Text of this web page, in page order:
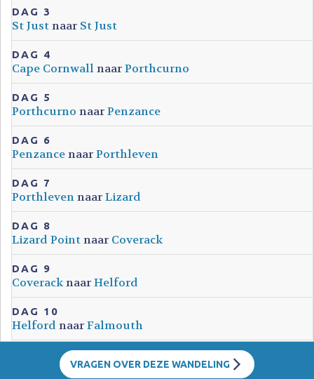
DAG 3
St Justnaar St Just
DAG 4
Cape CornwallnaarPorthcurno
DAG 5
Porthcurno naarPenzance
DAG 6
PenzancenaarPorthleven
DAG 7
PorthlevennaarLizard
DAG 8
Lizard Pointnaar Coverack
DAG 9
CoveracknaarHelford
DAG 10
HelfordnaarFalmouth
VRAGEN OVER DEZE WANDELING